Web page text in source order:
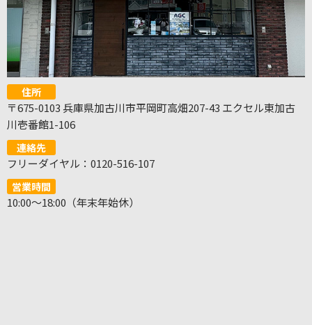
住所
〒675-0103 兵庫県加古川市平岡町高畑207-43 エクセル東加古
川壱番館1-106
連絡先
フリーダイヤル：0120-516-107
営業時間
10:00～18:00（年末年始休）